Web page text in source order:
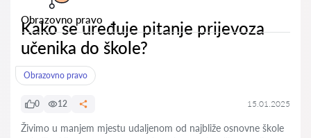
Obrazovno pravo
Kako se uređuje pitanje prijevoza
učenika do škole?
Obrazovno pravo
0 12 15.01.2025
Živimo u manjem mjestu udaljenom od najbliže osnovne škole